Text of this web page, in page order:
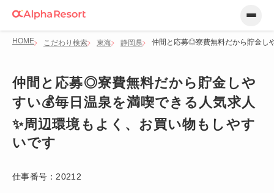
HOME こだわり検索 東海 静岡県 仲間と応募◎寮費無料だから貯金し
仲間と応募◎寮費無料だから貯金しや
すい💰毎日温泉を満喫できる人気求人
✨周辺環境もよく、お買い物もしやす
いです
仕事番号： 20212